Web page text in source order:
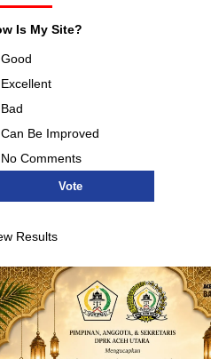
Is My Site?
Good
Excellent
Bad
Can Be Improved
No Comments
Results